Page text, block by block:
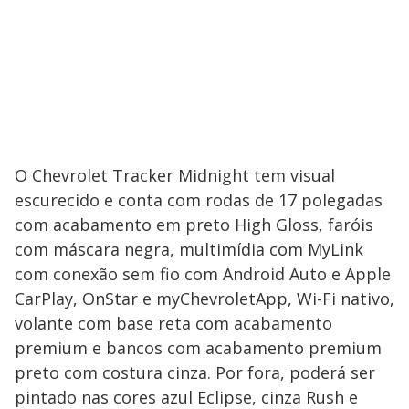
O Chevrolet Tracker Midnight tem visual
escurecido e conta com rodas de 17 polegadas
com acabamento em preto High Gloss, faróis
com máscara negra, multimídia com MyLink
com conexão sem fio com Android Auto e Apple
CarPlay, OnStar e myChevroletApp, Wi-Fi nativo,
volante com base reta com acabamento
premium e bancos com acabamento premium
preto com costura cinza. Por fora, poderá ser
pintado nas cores azul Eclipse, cinza Rush e